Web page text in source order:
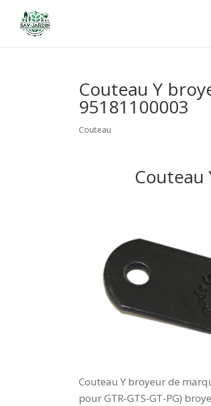
Couteau Y
95181100003
Couteau
Couteau
Couteau Y broyeur de
pour GTR-GTS-GT-PG)